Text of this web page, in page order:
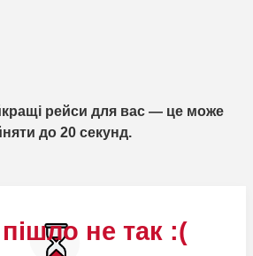
не так :(
рейси для вас — це може
до 20 секунд.